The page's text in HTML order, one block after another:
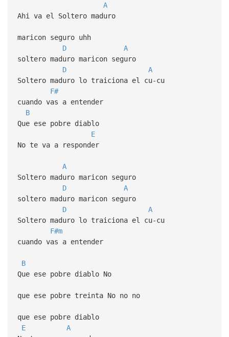
A
Ahi va el Soltero maduro
maricon seguro uhh
D
A
soltero maduro maricon seguro
D
A
Soltero maduro lo traiciona el cu-cu
F#
cuando vas a entender
B
Que ese pobre diablo
E
No te va a responder
A
Soltero maduro maricon seguro
D
A
soltero maduro maricon seguro
D
A
Soltero maduro lo traiciona el cu-cu
F#m
cuando vas a entender
B
Que ese pobre diablo No
que ese pobre treinta No no no
que ese pobre diablo
E
A